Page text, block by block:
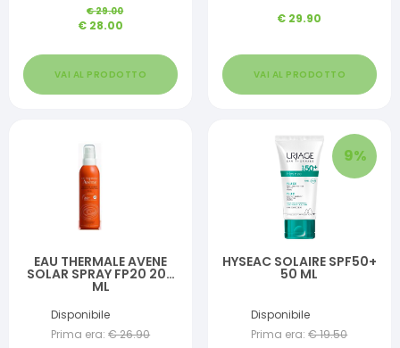
€29.00
€ 28.00
VAI AL PRODOTTO
€ 29.90
VAI AL PRODOTTO
EAU THERMALE AVENE
SOLAR SPRAY FP20 200
ML
Disponibile
Prima era: €26.90
9%
HYSEAC SOLAIRE SPF50+
50 ML
Disponibile
Prima era: €19.50